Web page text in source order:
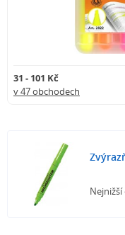
31 - 101 Kč
v 47 obchodech
Nejnižší